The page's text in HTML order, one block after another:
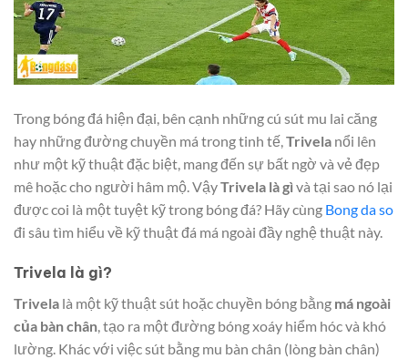
Trong bóng đá hiện đại, bên cạnh những cú sút mu lai căng
hay những đường chuyền má trong tinh tế, Trivela nổi lên
như một kỹ thuật đặc biệt, mang đến sự bất ngờ và vẻ đẹp
mê hoặc cho người hâm mộ. VậyTrivela là gì và tại sao nó lại
được coi là một tuyệt kỹ trong bóng đá? Hãy cùng Bong da so
đi sâu tìm hiểu về kỹ thuật đá má ngoài đầy nghệ thuật này.
Trivela là gì?
Trivela là một kỹ thuật sút hoặc chuyền bóng bằng má ngoài
của bàn chân, tạo ra một đường bóng xoáy hiểm hóc và khó
lường. Khác với việc sút bằng mu bàn chân (lòng bàn chân)